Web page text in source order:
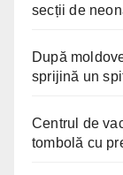
secții de
După
sprijină un
Centrul de
tombolă cu